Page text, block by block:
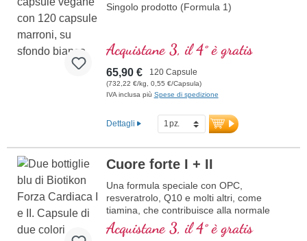
Singolo prodotto (Formula 1)
Acquistane 3, il 4° è gratis
65,90 € 120 Capsule
(732,22 €/kg, 0,55 €/Capsula)
IVA inclusa più Spese di spedizione
Dettagli
Cuore forte I + II
Una formula speciale con OPC,
resveratrolo, Q10 e molti altri, come
tiamina, che contribuisce alla normale
funzione cardiaca. (Formula 1 e Formula
2)
Acquistane 3, il 4° è gratis